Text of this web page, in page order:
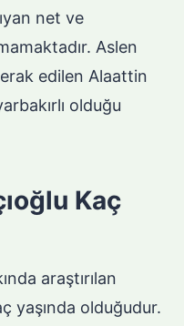
net ve
Aslen
edilen Alaattin
olduğu
Kaç
araştırılan
yaşında olduğudur.